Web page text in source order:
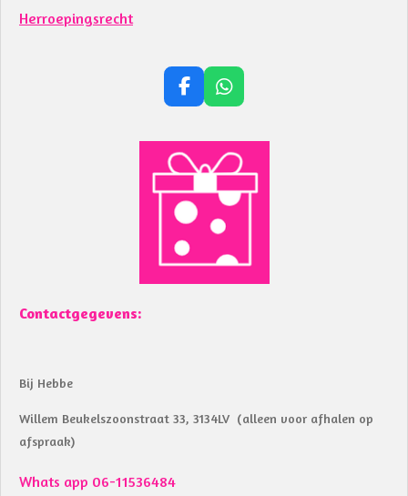
Herroepingsrecht
F
a
e
b
o
k
W
h
t
s
p
p
Contactgegevens:
Bij Hebbe
Willem Beukelszoonstraat 33, 3134LV (alleen voor afhalen op
afspraak)
Whats app 06-11536484